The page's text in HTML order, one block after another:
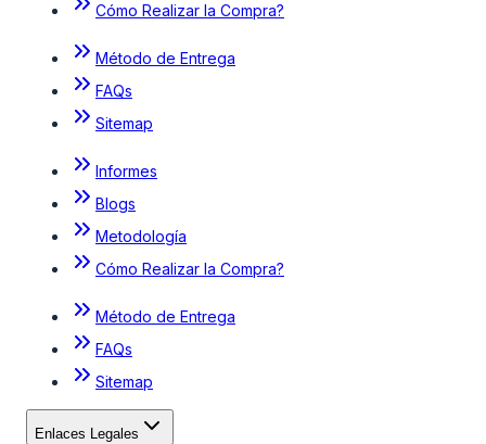
Cómo Realizar la Compra?
Método de Entrega
FAQs
Sitemap
Informes
Blogs
Metodología
Cómo Realizar la Compra?
Método de Entrega
FAQs
Sitemap
Enlaces Legales